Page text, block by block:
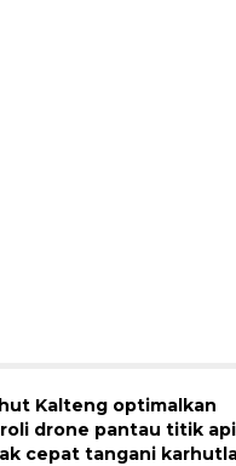
Kalteng optimalkan
drone pantau titik
cepat tangani